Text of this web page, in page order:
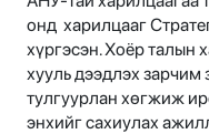
онд харилцааг
хүргэсэн. Хоёр талын
хууль дээдлэх зарчим
тулгуурлан хөгжиж
энхийг сахиулах